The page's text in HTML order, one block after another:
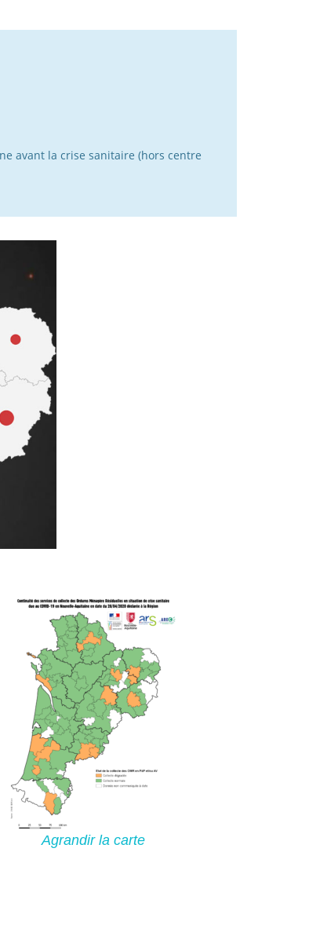
avant la crise sanitaire (hors centre
Agrandir la carte